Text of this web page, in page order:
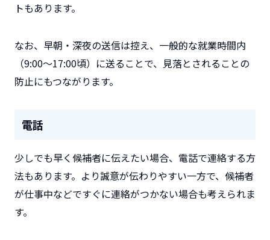
トもあります。
なお、早朝・深夜の送信は控え、一般的な就業時間内
（9:00～17:00頃）に送ることで、見落とされることの
防止にもつながります。
電話
少しでも早く候補者に伝えたい場合、電話で連絡する方
法もあります。より誠意が伝わりやすい一方で、候補者
が仕事中などですぐに連絡がつかない場合も考えられま
す。